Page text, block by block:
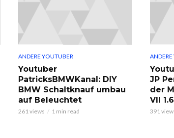
ANDERE YOUTUBER
Youtuber
PatricksBMWKanal: DIY
BMW Schaltknauf umbau
auf Beleuchtet
261 views 1 min read
JP
der
VII
391